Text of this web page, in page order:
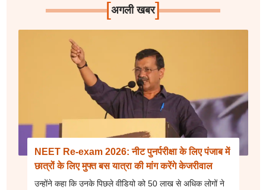
[अगली खबर]
NEET Re-exam 2026: नीट पुनर्परीक्षा के लिए पंजाब में
छात्रों के लिए मुफ्त बस यात्रा की मांग करेंगे केजरीवाल
उन्होंने कहा कि उनके पिछले वीडियो को 50 लाख से अधिक लोगों ने